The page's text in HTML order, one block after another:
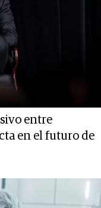
entre
en el futuro de